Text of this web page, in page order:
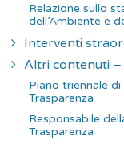
Relazione sullo
dell’Ambiente e
Interventi
Altri contenuti –
Piano triennale
Trasparenza
Responsabile
Trasparenza